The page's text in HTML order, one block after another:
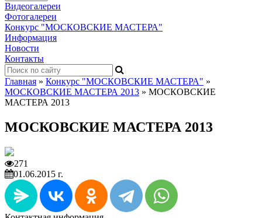
Видеогалереи
Фотогалереи
Конкурс "МОСКОВСКИЕ МАСТЕРА"
Информация
Новости
Контакты
Главная » Конкурс "МОСКОВСКИЕ МАСТЕРА" »
МОСКОВСКИЕ МАСТЕРА 2013 » МОСКОВСКИЕ
МАСТЕРА 2013
МОСКОВСКИЕ МАСТЕРА 2013
271
01.06.2015 г.